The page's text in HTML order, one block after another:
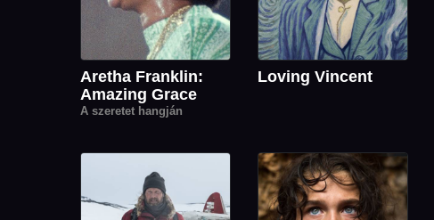
Aretha Franklin:
Amazing Grace
A szeretet hangján
Loving Vincent